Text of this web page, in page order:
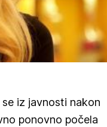
iz javnosti nakon
ponovno počela